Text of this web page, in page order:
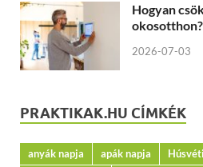
Hogyan
okosotthon?
2026-07-03
PRAKTIKAK.HU CÍMKÉK
anyák napja apák napja